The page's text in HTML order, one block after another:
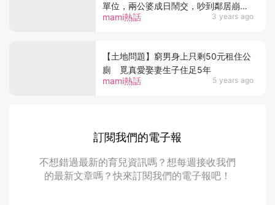
mami熱話 3 years ago
單位，兩公婆成日鬧交，吵到鄰居崩潰
報警
mami熱話 5 years ago
【土地問題】窮男身上只剩50元租住公
廁 覓真愛娶妻生子住足5年
訂閱我們的電子報
不想錯過最新的育兒資訊嗎？想每週接收我們
的最新文章嗎？快來訂閱我們的電子報吧！